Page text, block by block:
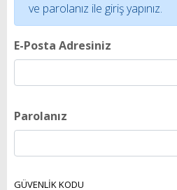
ve parolanız ile giriş yapınız.
E-Posta Adresiniz
Parolanız
GÜVENLİK KODU